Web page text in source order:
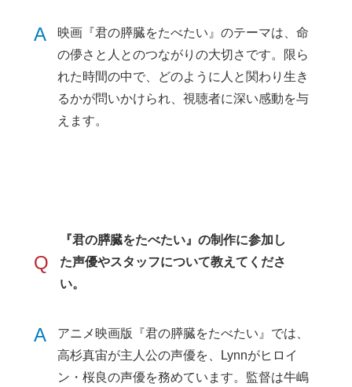
A
映画『君の膵臓をたべたい』のテーマは、命
の儚さと人とのつながりの大切さです。限ら
れた時間の中で、どのように人と関わり生き
るかが問いかけられ、視聴者に深い感動を与
えます。
Q
『君の膵臓をたべたい』の制作に参加し
た声優やスタッフについて教えてくださ
い。
A
アニメ映画版『君の膵臓をたべたい』では、
高杉真宙が主人公の声優を、Lynnがヒロイ
ン・桜良の声優を務めています。監督は牛嶋